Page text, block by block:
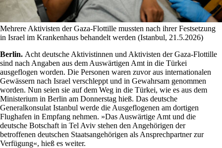
Mehrere Aktivisten der Gaza-Flottille mussten nach ihrer Festsetzung
in Israel im Krankenhaus behandelt werden (Istanbul, 21.5.2026)
Berlin. Acht deutsche Aktivistinnen und Aktivisten der Gaza-Flottille
sind nach Angaben ⁠aus dem Auswärtigen Amt in die Türkei
ausgeflogen worden. Die Personen waren zuvor aus internationalen
Gewässern nach Israel verschleppt und in Gewahrsam genommen
worden. Nun seien sie auf dem Weg in die Türkei, ‌wie es aus dem
Ministerium in Berlin am Donnerstag hieß. Das deutsche
Generalkonsulat Istanbul werde die Ausgeflogenen ​am dortigen
Flughafen in Empfang nehmen. »Das Auswärtige ⁠Amt ⁠und die
deutsche Botschaft in Tel Aviv stehen den Angehörigen der
⁠betroffenen deutschen Staatsangehörigen als Ansprechpartner zur
‌Verfügung«, hieß ‌es weiter.